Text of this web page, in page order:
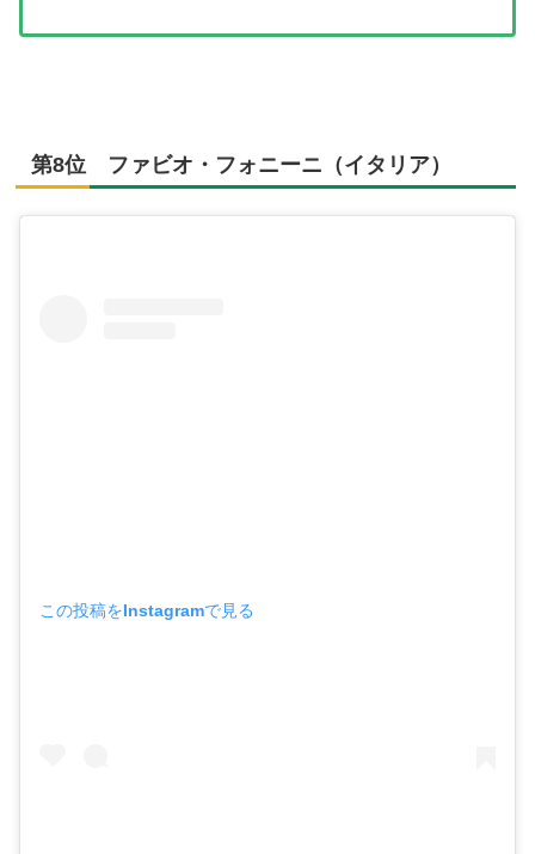
第8位 ファビオ・フォニーニ（イタリア）
この投稿をInstagramで見る